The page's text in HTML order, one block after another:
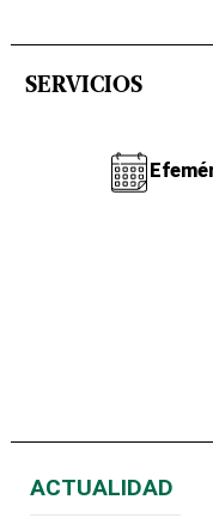
SERVICIOS
ACTUALIDAD